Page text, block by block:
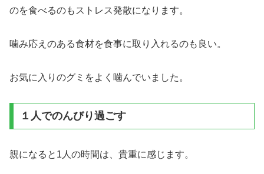
のを食べるのもストレス発散になります。
噛み応えのある食材を食事に取り入れるのも良い。
お気に入りのグミをよく噛んでいました。
１人でのんびり過ごす
親になると1人の時間は、貴重に感じます。